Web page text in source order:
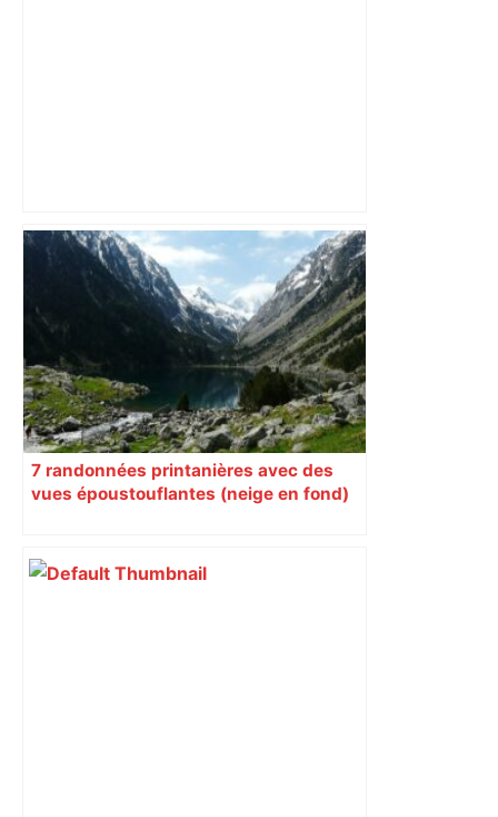
Le Vélotour Occitanie revient à
Toulouse : participez à notre jeu
concours pour gagner vos invitations !
– France 3 Régions
7 randonnées printanières avec des
vues époustouflantes (neige en fond)